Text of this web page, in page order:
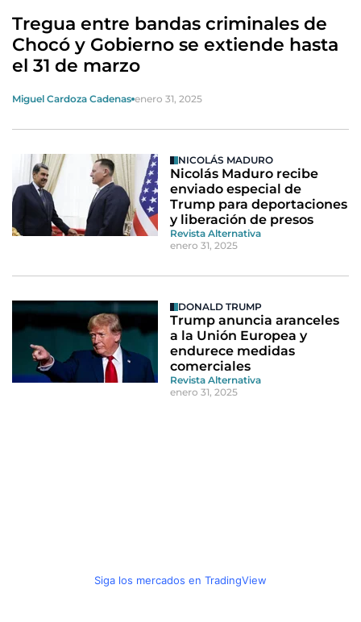
Tregua entre bandas criminales de
Chocó y Gobierno se extiende hasta
el 31 de marzo
Miguel Cardoza Cadenas enero 31, 2025
NICOLÁS MADURO
Nicolás Maduro recibe
enviado especial de
Trump para deportaciones
y liberación de presos
Revista Alternativa
enero 31, 2025
DONALD TRUMP
Trump anuncia aranceles
a la Unión Europea y
endurece medidas
comerciales
Revista Alternativa
enero 31, 2025
Siga los mercados en TradingView